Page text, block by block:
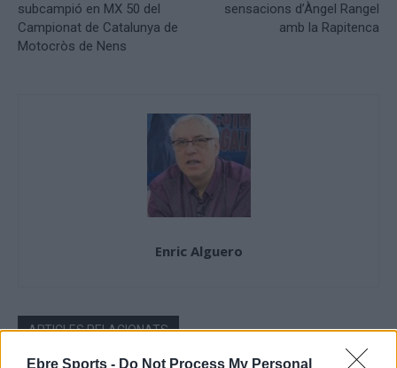
Ebre Sports - Do Not Process My Personal
subcampió en MX 50 del
Campionat de Catalunya de
Motocròs de Nens
sensacions d’Àngel Rangel
amb la Rapitenca
Enric Alguero
ARTICLES RELACIONATS